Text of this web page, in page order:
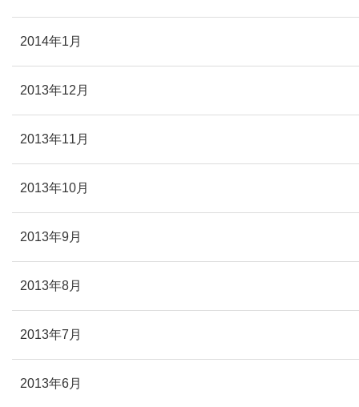
2014年1月
2013年12月
2013年11月
2013年10月
2013年9月
2013年8月
2013年7月
2013年6月